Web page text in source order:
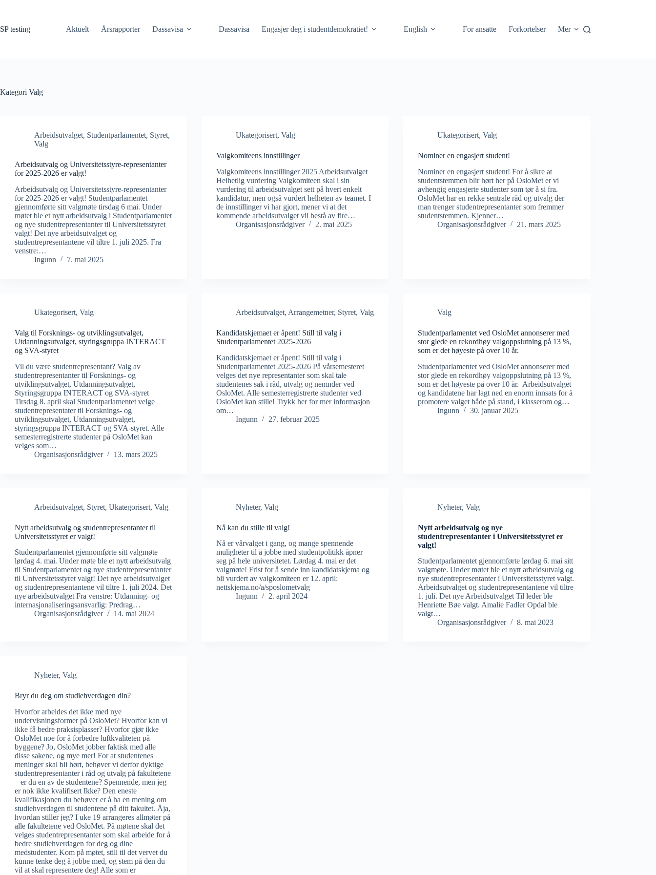
SP testing
Aktuelt Årsrapporter Dassavisa Dassavisa Engasjer deg i studentdemokratiet! English For ansatte Forkortelser Mer
Kategori Valg
Arbeidsutvalget, Studentparlamentet, Styret,
Valg
Arbeidsutvalg og Universitetsstyre-representanter
for 2025-2026 er valgt!
Arbeidsutvalg og Universitetsstyre-representanter
for 2025-2026 er valgt! Studentparlamentet
gjennomførte sitt valgmøte tirsdag 6 mai. Under
møtet ble et nytt arbeidsutvalg i Studentparlamentet
og nye studentrepresentanter til Universitetsstyret
valgt! Det nye arbeidsutvalget og
studentrepresentantene vil tiltre 1. juli 2025. Fra
venstre:…
Ingunn
7. mai 2025
Ukategorisert,Valg
Valgkomiteens innstillinger
Valgkomiteens innstillinger 2025 Arbeidsutvalget
Helhetlig vurdering Valgkomiteen skal i sin
vurdering til arbeidsutvalget sett på hvert enkelt
kandidatur, men også vurdert helheten av teamet. I
de innstillinger vi har gjort, mener vi at det
kommende arbeidsutvalget vil bestå av fire…
Organisasjonsrådgiver
2. mai 2025
Ukategorisert,Valg
Nominer en engasjert student!
Nominer en engasjert student! For å sikre at
studentstemmen blir hørt her på OsloMet er vi
avhengig engasjerte studenter som tør å si fra.
OsloMet har en rekke sentrale råd og utvalg der
man trenger studentrepresentanter som fremmer
studentstemmen. Kjenner…
Organisasjonsrådgiver
21. mars 2025
Ukategorisert, Valg
Valg til Forsknings- og utviklingsutvalget,
Utdanningsutvalget, styringsgruppa INTERACT
og SVA-styret
Vil du være studentrepresentant? Valg av
studentrepresentanter til Forsknings- og
utviklingsutvalget, Utdanningsutvalget,
Styringsgruppa INTERACT og SVA-styret
Tirsdag 8. april skal Studentparlamentet velge
studentrepresentater til Forsknings- og
utviklingsutvalget, Utdanningsutvalget,
styringsgruppa INTERACT og SVA-styret. Alle
semesterregistrerte studenter på OsloMet kan
velges som…
Organisasjonsrådgiver
13. mars 2025
Arbeidsutvalget, Arrangemetner, Styret,Valg
Kandidatskjemaet er åpent! Still til valg i
Studentparlamentet 2025-2026
Kandidatskjemaet er åpent! Still til valg i
Studentparlamentet 2025-2026 På vårsemesteret
velges det nye representanter som skal tale
studentenes sak i råd, utvalg og nemnder ved
OsloMet. Alle semesterregistrerte studenter ved
OsloMet kan stille! Trykk her for mer informasjon
om…
Ingunn
27. februar 2025
Valg
Studentparlamentet ved OsloMet annonserer med
stor glede en rekordhøy valgoppslutning på 13 %,
som er det høyeste på over 10 år.
Studentparlamentet ved OsloMet annonserer med
stor glede en rekordhøy valgoppslutning på 13 %,
som er det høyeste på over 10 år. Arbeidsutvalget
og kandidatene har lagt ned en enorm innsats for å
promotere valget både på stand, i klasserom og…
Ingunn
30. januar 2025
Arbeidsutvalget, Styret, Ukategorisert, Valg
Nytt arbeidsutvalg og studentrepresentanter til
Universitetsstyret er valgt!
Studentparlamentet gjennomførte sitt valgmøte
lørdag 4. mai. Under møte ble et nytt arbeidsutvalg
til Studentparlamentet og nye studentrepresentanter
til Universitetsstyret valgt! Det nye arbeidsutvalget
og studentrepresentantene vil tiltre 1. juli 2024. Det
nye arbeidsutvalget Fra venstre: Utdanning- og
internasjonaliseringsansvarlig: Predrag…
Organisasjonsrådgiver
14. mai 2024
Nyheter,Valg
Nå kan du stille til valg!
Nå er vårvalget i gang, og mange spennende
muligheter til å jobbe med studentpolitikk åpner
seg på hele universitetet. Lørdag 4. mai er det
valgmøte! Frist for å sende inn kandidatskjema og
bli vurdert av valgkomiteen er 12. april:
nettskjema.no/a/sposlometvalg
Ingunn
2. april 2024
Nyheter,Valg
Nytt arbeidsutvalg og nye
studentrepresentanter i Universitetsstyret er
valgt!
Studentparlamentet gjennomførte lørdag 6. mai sitt
valgmøte. Under møtet ble et nytt arbeidsutvalg og
nye studentrepresentanter i Universitetsstyret valgt.
Arbeidsutvalget og studentrepresentantene vil tiltre
1. juli. Det nye Arbeidsutvalget Til leder ble
Henriette Bøe valgt. Amalie Fadler Opdal ble
valgt…
Organisasjonsrådgiver
8. mai 2023
Nyheter, Valg
Bryr du deg om studiehverdagen din?
Hvorfor arbeides det ikke med nye
undervisningsformer på OsloMet? Hvorfor kan vi
ikke få bedre praksisplasser? Hvorfor gjør ikke
OsloMet noe for å forbedre luftkvaliteten på
byggene? Jo, OsloMet jobber faktisk med alle
disse sakene, og mye mer! For at studentenes
meninger skal bli hørt, behøver vi derfor dyktige
studentrepresentanter i råd og utvalg på fakultetene
– er du en av de studentene? Spennende, men jeg
er nok ikke kvalifisert Ikke? Den eneste
kvalifikasjonen du behøver er å ha en mening om
studiehverdagen til studentene på ditt fakultet. Åja,
hvordan stiller jeg? I uke 19 arrangeres allmøter på
alle fakultetene ved OsloMet. På møtene skal det
velges studentrepresentanter som skal arbeide for å
bedre studiehverdagen for deg og dine
medstudenter. Kom på møtet, still til det vervet du
kunne tenke deg å jobbe med, og stem på den du
vil at skal representere deg! Alle som er